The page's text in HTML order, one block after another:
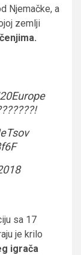
Njemačke, a
zemlji
sa 17
je krilo
igrača